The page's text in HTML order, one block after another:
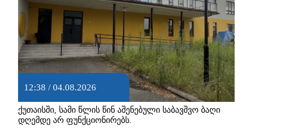
12:38 / 04.08.2026
ქუთაისში, სამი წლის წინ აშენებული საბავშვო ბაღი
დღემდე არ ფუნქციონირებს.